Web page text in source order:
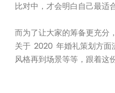
比对中，才会明白自己最适
而为了让大家的筹备更充分
关于 2020 年婚礼策划方面
风格再到场景等等，跟着这